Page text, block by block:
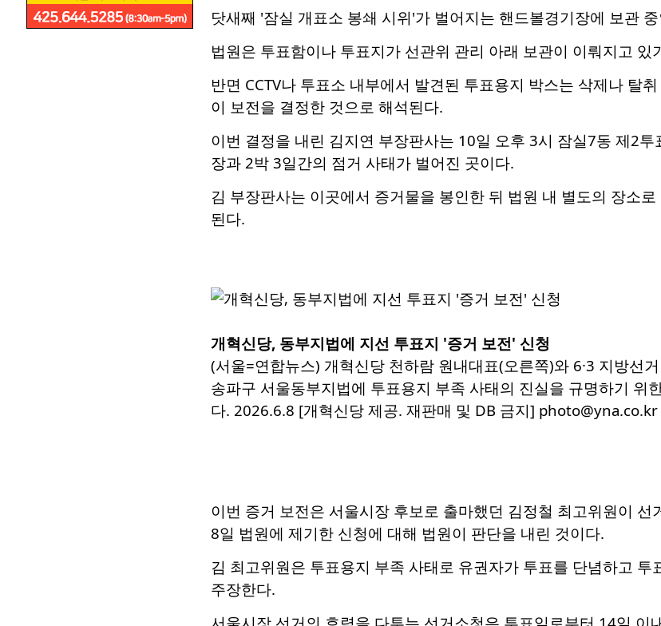
닷새째 '잠실 개표소 봉쇄 시위'가 벌어지는 핸드볼경기장에 보관
법원은 투표함이나 투표지가 선관위 관리 아래 보관이 이뤄지고
반면 CCTV나 투표소 내부에서 발견된 투표용지 박스는 삭제나 탈
이 보전을 결정한 것으로 해석된다.
이번 결정을 내린 김지연 부장판사는 10일 오후 3시 잠실7동 제2
장과 2박 3일간의 점거 사태가 벌어진 곳이다.
김 부장판사는 이곳에서 증거물을 봉인한 뒤 법원 내 별도의 장소
된다.
개혁신당, 동부지법에 지선 투표지 '증거 보전' 신청
(서울=연합뉴스) 개혁신당 천하람 원내대표(오른쪽)와 6·3 지방선
송파구 서울동부지법에 투표용지 부족 사태의 진실을 규명하기 위
다. 2026.6.8 [개혁신당 제공. 재판매 및 DB 금지] photo@yna.co.kr
이번 증거 보전은 서울시장 후보로 출마했던 김정철 최고위원이
8일 법원에 제기한 신청에 대해 법원이 판단을 내린 것이다.
김 최고위원은 투표용지 부족 사태로 유권자가 투표를 단념하고
주장한다.